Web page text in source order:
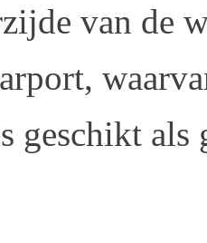
van de
geschikt